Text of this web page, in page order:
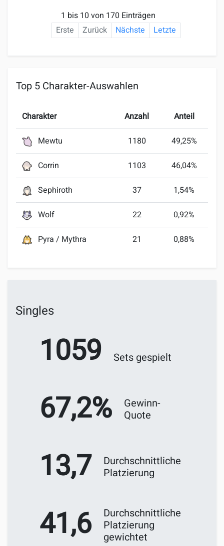
1 bis 10 von 170 Einträgen
Erste
Zurück Nächste Letzte
Top 5 Charakter-Auswahlen
Charakter Anzahl Anteil
Mewtu 1180 49,25%
Corrin 1103 46,04%
Sephiroth 37 1,54%
Wolf 22 0,92%
Pyra / Mythra 21 0,88%
Singles
1059 Sets gespielt
67,2%
Gewinn-
Quote
13,7
Durchschnittliche
Platzierung
41,6
Durchschnittliche
Platzierung
gewichtet